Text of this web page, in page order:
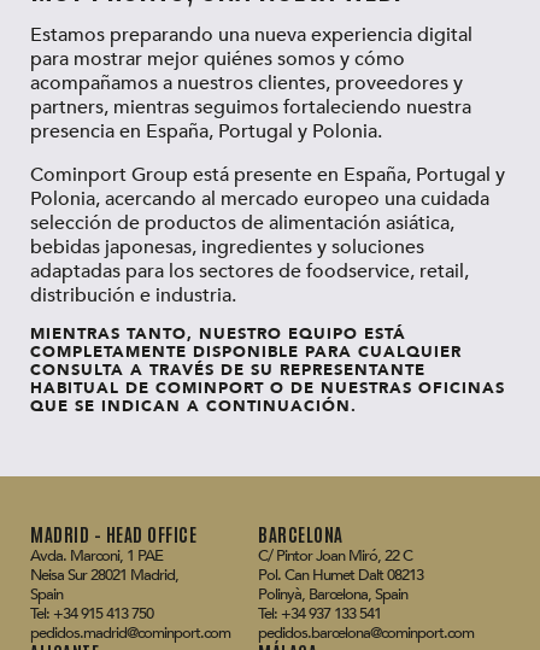
Estamos preparando una nueva experiencia digital
para mostrar mejor quiénes somos y cómo
acompañamos a nuestros clientes, proveedores y
partners, mientras seguimos fortaleciendo nuestra
presencia en España, Portugal y Polonia.
Cominport Group está presente en España, Portugal y
Polonia, acercando al mercado europeo una cuidada
selección de productos de alimentación asiática,
bebidas japonesas, ingredientes y soluciones
adaptadas para los sectores de foodservice, retail,
distribución e industria.
MIENTRAS TANTO, NUESTRO EQUIPO ESTÁ
COMPLETAMENTE DISPONIBLE PARA CUALQUIER
CONSULTA A TRAVÉS DE SU REPRESENTANTE
HABITUAL DE COMINPORT O DE NUESTRAS OFICINAS
QUE SE INDICAN A CONTINUACIÓN.
MADRID – HEAD OFFICE
Avda. Marconi, 1 PAE
Neisa Sur 28021 Madrid,
Spain
Tel: +34 915 413 750
pedidos.madrid@cominport.com
BARCELONA
C/ Pintor Joan Miró, 22 C
Pol. Can Humet Dalt 08213
Polinyà, Barcelona, Spain
Tel: +34 937 133 541
pedidos.barcelona@cominport.com